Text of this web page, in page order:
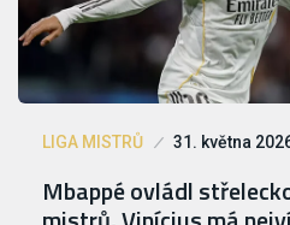
LIGA MISTRŮ 31. května
Mbappé ovládl